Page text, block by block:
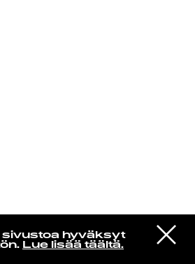
sivustoa hyväksyt
Lue lisää täältä.
VIESTI
STUDIOON